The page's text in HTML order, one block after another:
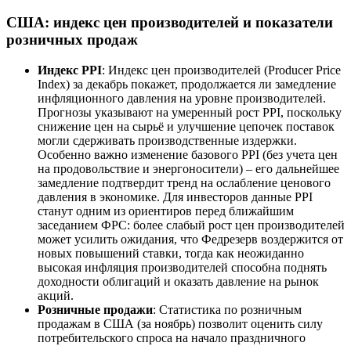
США: индекс цен производителей и показатели
розничных продаж
Индекс PPI: Индекс цен производителей (Producer Price
Index) за декабрь покажет, продолжается ли замедление
инфляционного давления на уровне производителей.
Прогнозы указывают на умеренный рост PPI, поскольку
снижение цен на сырьё и улучшение цепочек поставок
могли сдерживать производственные издержки.
Особенно важно изменение базового PPI (без учета цен
на продовольствие и энергоносители) – его дальнейшее
замедление подтвердит тренд на ослабление ценового
давления в экономике. Для инвесторов данные PPI
станут одним из ориентиров перед ближайшим
заседанием ФРС: более слабый рост цен производителей
может усилить ожидания, что Федрезерв воздержится от
новых повышений ставки, тогда как неожиданно
высокая инфляция производителей способна поднять
доходности облигаций и оказать давление на рынок
акций.
Розничные продажи: Статистика по розничным
продажам в США (за ноябрь) позволит оценить силу
потребительского спроса на начало праздничного